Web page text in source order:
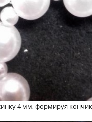
4 мм, формируя